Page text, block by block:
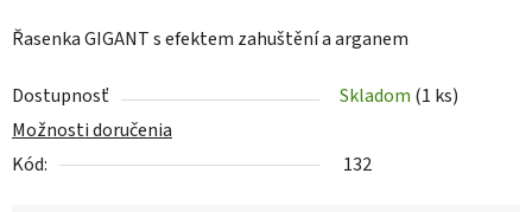
Řasenka GIGANT s efektem zahuštění a arganem
Dostupnosť Skladom (1 ks)
Možnosti doručenia
Kód:
132